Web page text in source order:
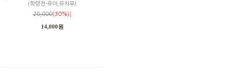
(학령전-유아,유치부)
20,000(30%)↓
14,000원